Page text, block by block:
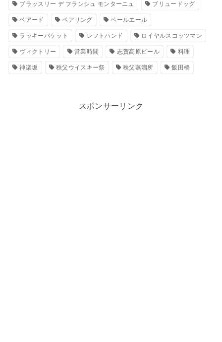
ブラッスリー デ フランシュ モンターニュ ブリュードッグ
ベアード ペアリング ペールエール
ラッキーバケット レフトハンド ロイヤルスコッツマン
ヴィクトリー 営業時間 志賀高原ビール 料理
神楽坂 秩父ウイスキー祭 秩父蒸溜所 飯田橋
スポンサーリンク